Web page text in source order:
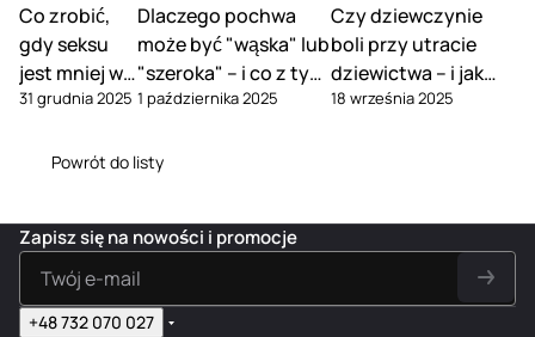
Co zrobić,
gdy seksu
jest mniej w
związku
31 grudnia 2025
Dlaczego pochwa
może być "wąska" lub
"szeroka" – i co z tym
zrobić
1 października 2025
Czy dziewczynie
boli przy utracie
dziewictwa – i jak
tego uniknąć
18 września 2025
Powrót do listy
Zapisz się na nowości i promocje
+48 732 070 027